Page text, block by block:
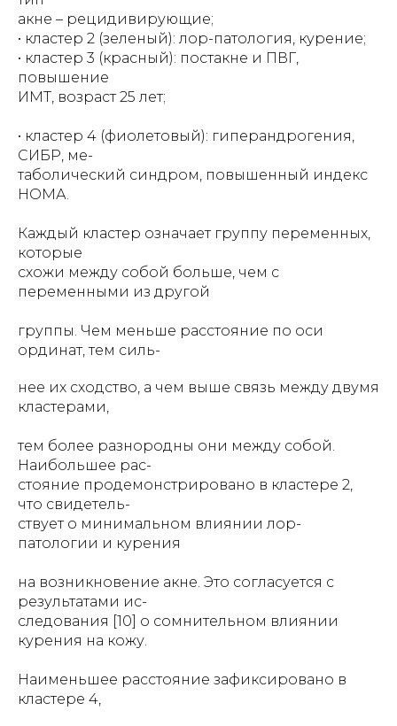
акне – рецидивирующие;
• кластер 2 (зеленый): лор-патология, курение;
• кластер 3 (красный): постакне и ПВГ,
повышение
ИМТ, возраст 25 лет;
• кластер 4 (фиолетовый): гиперандрогения,
СИБР, ме-
таболический синдром, повышенный индекс
НОМА.
Каждый кластер означает группу переменных,
которые
схожи между собой больше, чем с
переменными из другой
группы. Чем меньше расстояние по оси
ординат, тем силь-
нее их сходство, а чем выше связь между двумя
кластерами,
тем более разнородны они между собой.
Наибольшее рас-
стояние продемонстрировано в кластере 2,
что свидетель-
ствует о минимальном влиянии лор-
патологии и курения
на возникновение акне. Это согласуется с
результатами ис-
следования [10] о сомнительном влиянии
курения на кожу.
Наименьшее расстояние зафиксировано в
кластере 4,